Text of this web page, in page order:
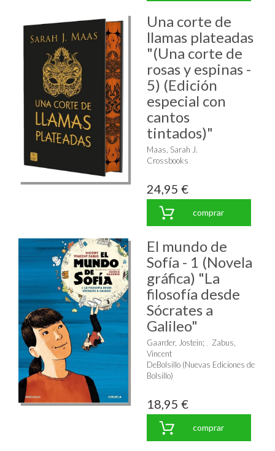
Una corte de
llamas plateadas
"(Una corte de
rosas y espinas -
5) (Edición
especial con
cantos
tintados)"
Maas, Sarah J.
Crossbooks
24,95 €
comprar
El mundo de
Sofía - 1 (Novela
gráfica) "La
filosofía desde
Sócrates a
Galileo"
Gaarder, Jostein;
Zabus,
Vincent
DeBolsillo (Nuevas Ediciones de
Bolsillo)
18,95 €
comprar